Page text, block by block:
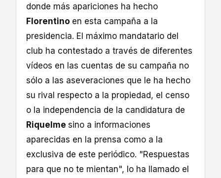
donde más apariciones ha hecho
Florentino en esta campaña a la
presidencia. El máximo mandatario del
club ha contestado a través de diferentes
vídeos en las cuentas de su campaña no
sólo a las aseveraciones que le ha hecho
su rival respecto a la propiedad, el censo
o la independencia de la candidatura de
Riquelme sino a informaciones
aparecidas en la prensa como a la
exclusiva de este periódico. "Respuestas
para que no te mientan", lo ha llamado el